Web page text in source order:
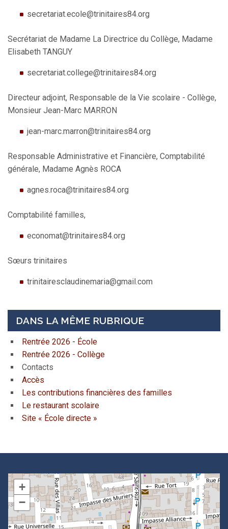
secretariat.ecole@trinitaires84.org
Secrétariat de Madame La Directrice du Collège, Madame
Elisabeth TANGUY
secretariat.college@trinitaires84.org
Directeur adjoint, Responsable de la Vie scolaire - Collège,
Monsieur Jean-Marc MARRON
jean-marc.marron@trinitaires84.org
Responsable Administrative et Financière, Comptabilité
générale, Madame Agnès ROCA
agnes.roca@trinitaires84.org
Comptabilité familles,
economat@trinitaires84.org
Sœurs trinitaires
trinitairesclaudinemaria@gmail.com
DANS LA MÊME RUBRIQUE
Rentrée 2026 - École
Rentrée 2026 - Collège
Contacts
Accès
Les contributions financières des familles
Le restaurant scolaire
Site « École directe »
+
−